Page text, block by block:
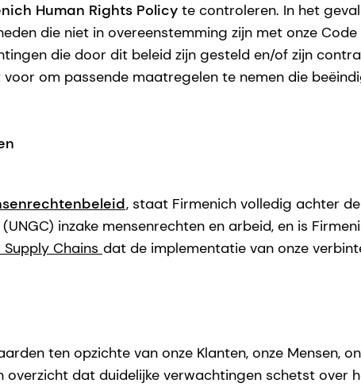
Human Rights Policy te controleren. In het
die niet in overeenstemming zijn met onze
die door dit beleid zijn gesteld en/of zijn
om passende maatregelen te nemen die
, staat Firmenich volledig achter
inzake mensenrechten en arbeid, en is
Chains dat de implementatie van onze
ten opzichte van onze Klanten, onze Mensen,
overzicht dat duidelijke verwachtingen schetst over